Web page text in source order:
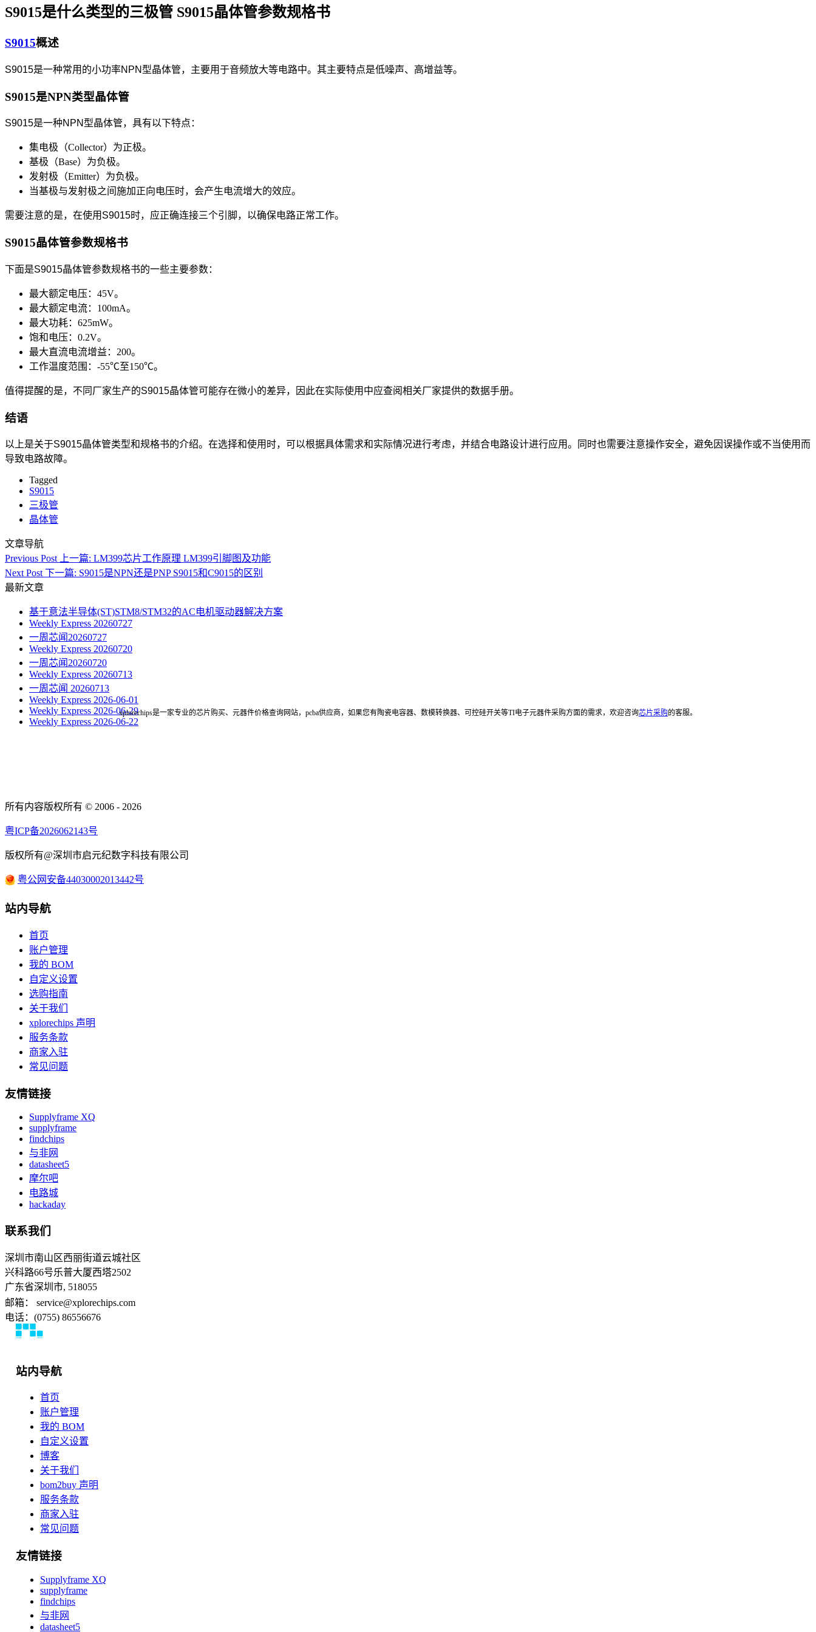
S9015是什么类型的三极管 S9015晶体管参数规格书
S9015概述
S9015是一种常用的小功率NPN型晶体管，主要用于音频放大等电路中。其主要特点是低噪声、高增益等。
S9015是NPN类型晶体管
S9015是一种NPN型晶体管，具有以下特点：
集电极（Collector）为正极。
基极（Base）为负极。
发射极（Emitter）为负极。
当基极与发射极之间施加正向电压时，会产生电流增大的效应。
需要注意的是，在使用S9015时，应正确连接三个引脚，以确保电路正常工作。
S9015晶体管参数规格书
下面是S9015晶体管参数规格书的一些主要参数：
最大额定电压：45V。
最大额定电流：100mA。
最大功耗：625mW。
饱和电压：0.2V。
最大直流电流增益：200。
工作温度范围：-55℃至150℃。
值得提醒的是，不同厂家生产的S9015晶体管可能存在微小的差异，因此在实际使用中应查阅相关厂家提供的数据手册。
结语
以上是关于S9015晶体管类型和规格书的介绍。在选择和使用时，可以根据具体需求和实际情况进行考虑，并结合电路设计进行应用。同时也需要注意操作安全，避免因误操作或不当使用而
导致电路故障。
Tagged
S9015
三极管
晶体管
文章导航
Previous Post 上一篇: LM399芯片工作原理 LM399引脚图及功能
Next Post 下一篇: S9015是NPN还是PNP S9015和C9015的区别
最新文章
基于意法半导体(ST)STM8/STM32的AC电机驱动器解决方案
Weekly Express 20260727
一周芯闻20260727
Weekly Express 20260720
一周芯闻20260720
Weekly Express 20260713
一周芯闻 20260713
Weekly Express 2026-06-01
Weekly Express 2026-06-29
Weekly Express 2026-06-22
xplorechips是一家专业的芯片购买、元器件价格查询网站，pcba供应商，如果您有陶瓷电容器、数模转换器、可控硅开关等TI电子元器件采购方面的需求，欢迎咨询芯片采购的客服。
所有内容版权所有 © 2006 - 2026
粤ICP备2026062143号
版权所有@深圳市启元纪数字科技有限公司
粤公网安备44030002013442号
站内导航
首页
账户管理
我的 BOM
自定义设置
选购指南
关于我们
xplorechips 声明
服务条款
商家入驻
常见问题
友情链接
Supplyframe XQ
supplyframe
findchips
与非网
datasheet5
摩尔吧
电路城
hackaday
联系我们
深圳市南山区西丽街道云城社区
兴科路66号乐普大厦西塔2502
广东省深圳市, 518055
邮箱： service@xplorechips.com
电话：(0755) 86556676
站内导航
首页
账户管理
我的 BOM
自定义设置
博客
关于我们
bom2buy 声明
服务条款
商家入驻
常见问题
友情链接
Supplyframe XQ
supplyframe
findchips
与非网
datasheet5